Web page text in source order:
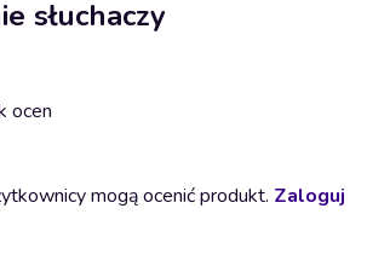
słuchaczy
ocen
mogą ocenić produkt. Zaloguj